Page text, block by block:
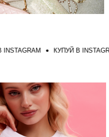
КУПУЙ В INSTAGRAM